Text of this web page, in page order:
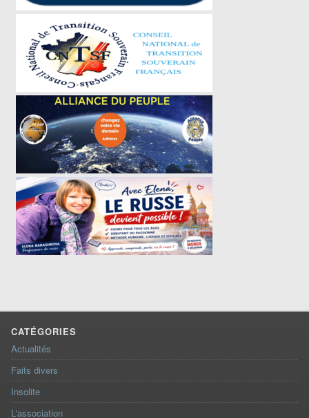
CATÉGORIES
Actualités
Faits divers
Insolite
L'association